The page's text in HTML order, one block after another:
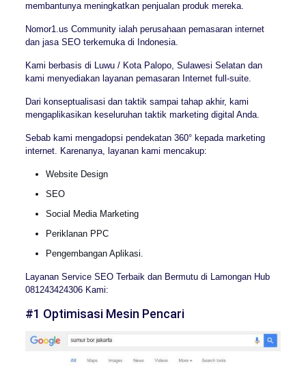
membantunya meningkatkan penjualan produk mereka.
Nomor1.us Community ialah perusahaan pemasaran internet
dan jasa SEO terkemuka di Indonesia.
Kami berbasis di Luwu / Kota Palopo, Sulawesi Selatan dan
kami menyediakan layanan pemasaran Internet full-suite.
Dari konseptualisasi dan taktik sampai tahap akhir, kami
mengaplikasikan keseluruhan taktik marketing digital Anda.
Sebab kami mengadopsi pendekatan 360° kepada marketing
internet. Karenanya, layanan kami mencakup:
Website Design
SEO
Social Media Marketing
Periklanan PPC
Pengembangan Aplikasi.
Layanan Service SEO Terbaik dan Bermutu di Lamongan Hub
081243424306 Kami:
#1 Optimisasi Mesin Pencari